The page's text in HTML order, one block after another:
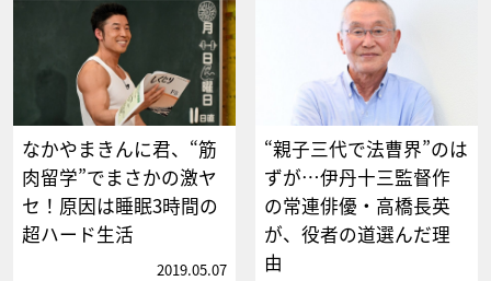
なかやまきんに君、“筋
肉留学”でまさかの激ヤ
セ！原因は睡眠3時間の
超ハード生活
2019.05.07
“親子三代で法曹界”のは
ずが…伊丹十三監督作
の常連俳優・高橋長英
が、役者の道選んだ理
由